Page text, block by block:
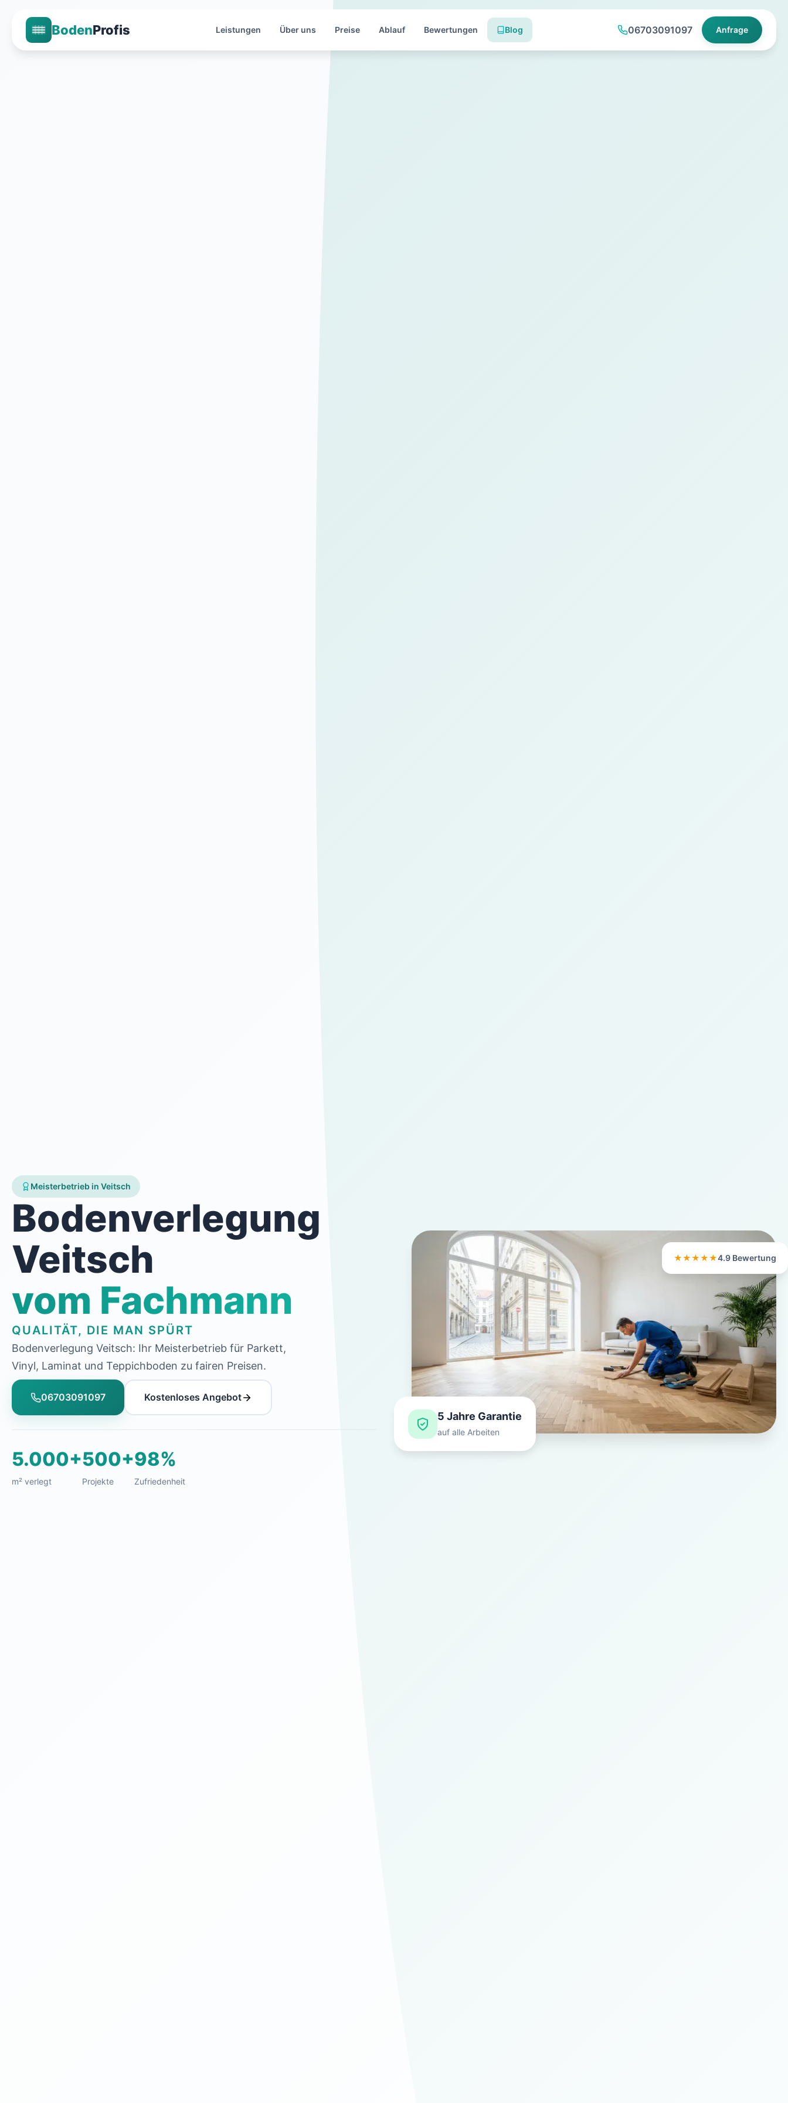
BodenProfis Leistungen Über uns Preise Ablauf Bewertungen Blog 06703091097 Anfrage
Meisterbetrieb in Veitsch
Bodenverlegung
Veitsch
vom Fachmann
QUALITÄT, DIE MAN SPÜRT
Bodenverlegung Veitsch: Ihr Meisterbetrieb für Parkett,
Vinyl, Laminat und Teppichboden zu fairen Preisen.
06703091097 Kostenloses Angebot
5.000+
m² verlegt
500+
Projekte
98%
Zufriedenheit
5 Jahre Garantie
auf alle Arbeiten
★★★★★4.9 Bewertung